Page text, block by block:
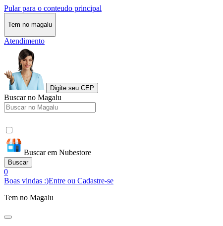
Pular para o conteudo principal
Tem no magalu
Atendimento
Digite seu CEP
Buscar no Magalu
Buscar em Nubestore
Buscar
0
Boas vindas :)Entre ou Cadastre-se
Tem no Magalu